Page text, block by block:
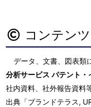
コンテン
データ、文書、図表類
分析サービス パテント
社内資料、社外報告資料
出典「ブランドテラス,